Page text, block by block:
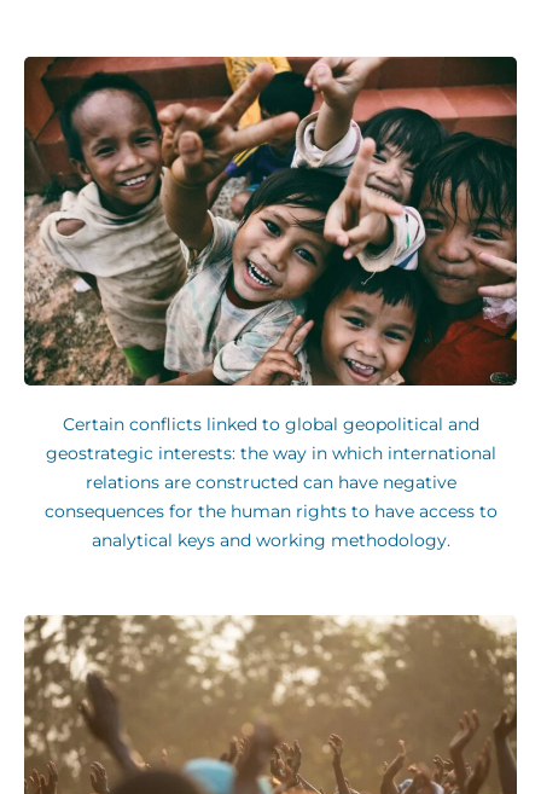
Certain conflicts linked to global geopolitical and
geostrategic interests: the way in which international
relations are constructed can have negative
consequences for the human rights to have access to
analytical keys and working methodology.